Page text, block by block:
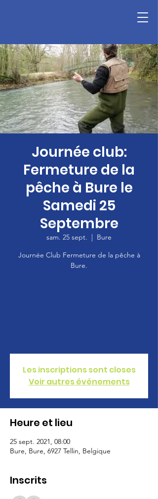
Journée club:
Fermeture de la
pêche à Bure le
Samedi 25
Septembre
sam. 25 sept.
  |
Bure
Journée Club Fermeture de la pêche à
Bure.
Les inscriptions sont closes
Voir autres événements
Heure et lieu
25 sept. 2021, 08:00
Bure, Bure, 6927 Tellin, Belgique
Inscrits